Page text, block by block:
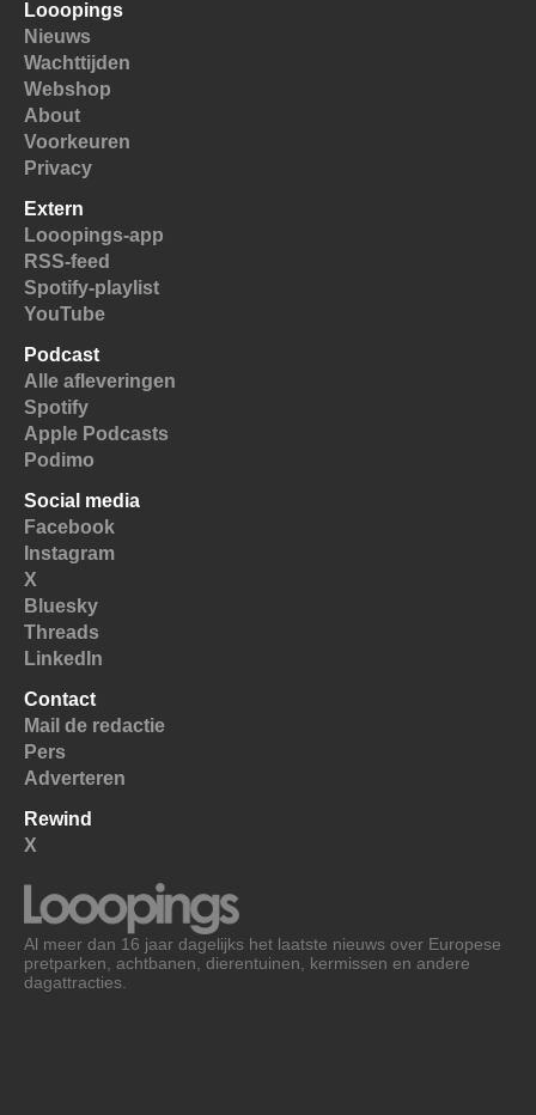
Looopings
Nieuws
Wachttijden
Webshop
About
Voorkeuren
Privacy
Extern
Looopings-app
RSS-feed
Spotify-playlist
YouTube
Podcast
Alle afleveringen
Spotify
Apple Podcasts
Podimo
Social media
Facebook
Instagram
X
Bluesky
Threads
LinkedIn
Contact
Mail de redactie
Pers
Adverteren
Rewind
X
Al meer dan 16 jaar dagelijks het laatste nieuws over Europese
pretparken, achtbanen, dierentuinen, kermissen en andere
dagattracties.